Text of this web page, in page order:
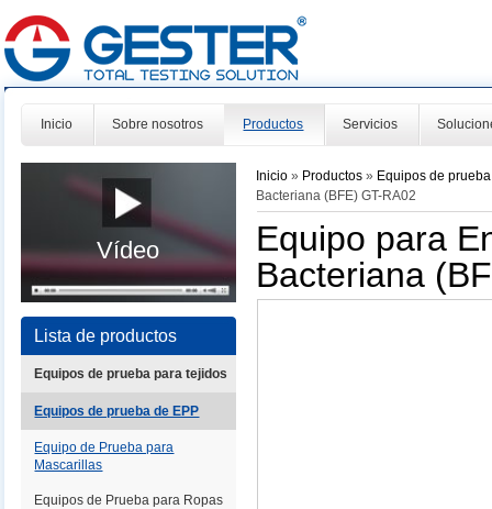
Inicio Sobre nosotros Productos Servicios
Vídeo
Lista de productos
Equipos de prueba para tejidos
Equipos de prueba de EPP
Equipo de Prueba para
Mascarillas
Equipos de Prueba para Ropas
Inicio » Productos» Equipos de
Bacteriana (BFE) GT-RA02
Equipo para
Bacteriana